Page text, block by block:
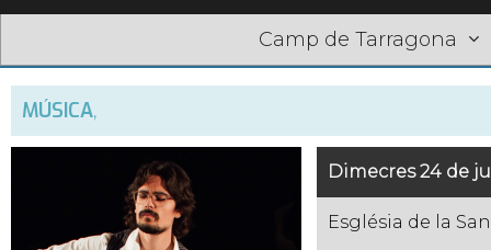
Camp de Tarragona
MÚSICA,
Dimecres 24 de
Església de la